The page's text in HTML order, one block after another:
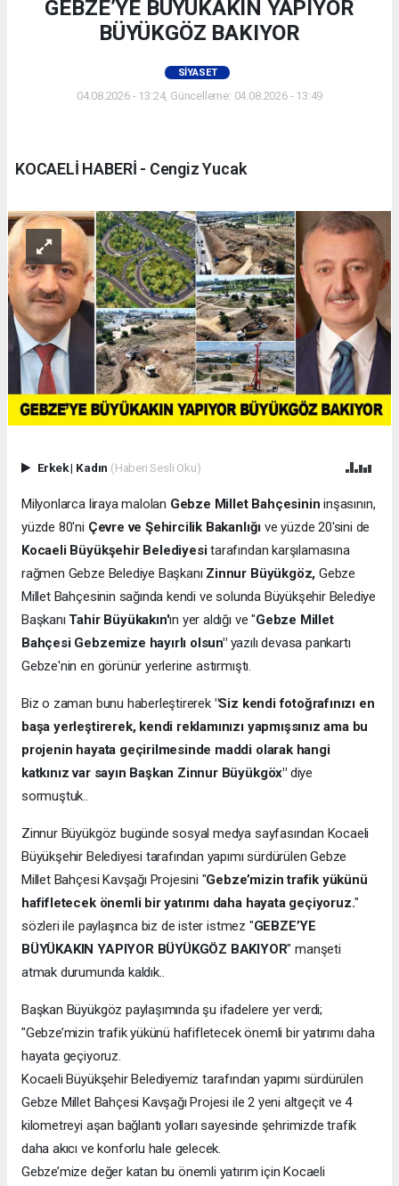
GEBZE’YE BÜYÜKAKIN YAPIYOR
BÜYÜKGÖZ BAKIYOR
SIYASET
04.08.2026 - 13:24, Güncelleme: 04.08.2026 - 13:49
KOCAELİ HABERİ - Cengiz Yucak
Erkek| Kadın (Haberi Sesli Oku)
Milyonlarca liraya malolan Gebze Millet Bahçesinin inşasının,
yüzde 80'ni Çevre ve Şehircilik Bakanlığı ve yüzde 20'sini de
Kocaeli Büyükşehir Belediyesitarafından karşılamasına
rağmen Gebze Belediye Başkanı Zinnur Büyükgöz, Gebze
Millet Bahçesinin sağında kendi ve solunda Büyükşehir Belediye
Başkanı Tahir Büyükakın'ın yer aldığı ve "Gebze Millet
Bahçesi Gebzemize hayırlı olsun"yazılı devasa pankartı
Gebze'nin en görünür yerlerine astırmıştı.
Biz o zaman bunu haberleştirerek "Siz kendi fotoğrafınızı en
başa yerleştirerek, kendi reklamınızı yapmışsınız ama bu
projenin hayata geçirilmesinde maddi olarak hangi
katkınız var sayın Başkan Zinnur Büyükgöx" diye
sormuştuk..
Zinnur Büyükgöz bugünde sosyal medya sayfasından Kocaeli
Büyükşehir Belediyesi tarafından yapımı sürdürülen Gebze
Millet Bahçesi Kavşağı Projesini "Gebze’mizin trafik yükünü
hafifletecek önemli bir yatırımı daha hayata geçiyoruz."
sözleri ile paylaşınca biz de ister istmez "GEBZE’YE
BÜYÜKAKIN YAPIYOR BÜYÜKGÖZ BAKIYOR" manşeti
atmak durumunda kaldık..
Başkan Büyükgöz paylaşımında şu ifadelere yer verdi;
"Gebze’mizin trafik yükünü hafifletecek önemli bir yatırımı daha
hayata geçiyoruz.
Kocaeli Büyükşehir Belediyemiz tarafından yapımı sürdürülen
Gebze Millet Bahçesi Kavşağı Projesi ile 2 yeni altgeçit ve 4
kilometreyi aşan bağlantı yolları sayesinde şehrimizde trafik
daha akıcı ve konforlu hale gelecek.
Gebze’mize değer katan bu önemli yatırım için Kocaeli